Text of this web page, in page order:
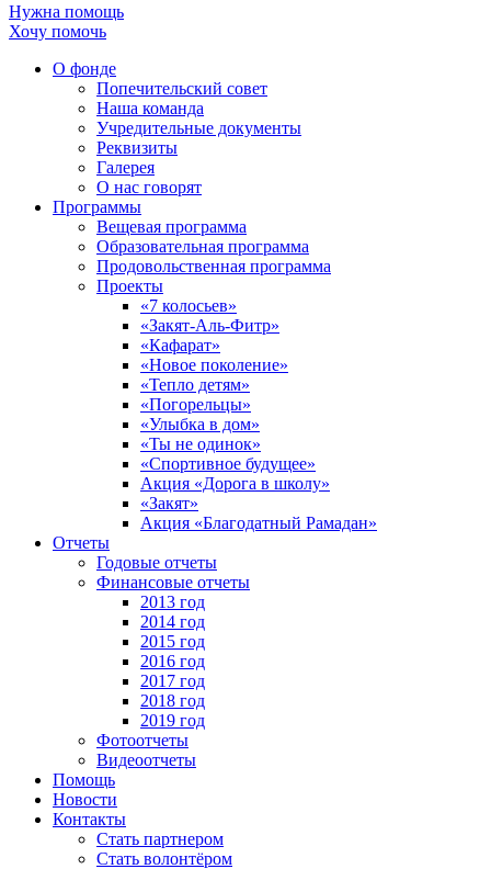
Нужна помощь
Хочу помочь
О фонде
Попечительский совет
Наша команда
Учредительные документы
Реквизиты
Галерея
О нас говорят
Программы
Вещевая программа
Образовательная программа
Продовольственная программа
Проекты
«7 колосьев»
«Закят-Аль-Фитр»
«Кафарат»
«Новое поколение»
«Тепло детям»
«Погорельцы»
«Улыбка в дом»
«Ты не одинок»
«Спортивное будущее»
Акция «Дорога в школу»
«Закят»
Акция «Благодатный Рамадан»
Отчеты
Годовые отчеты
Финансовые отчеты
2013 год
2014 год
2015 год
2016 год
2017 год
2018 год
2019 год
Фотоотчеты
Видеоотчеты
Помощь
Новости
Контакты
Стать партнером
Стать волонтёром